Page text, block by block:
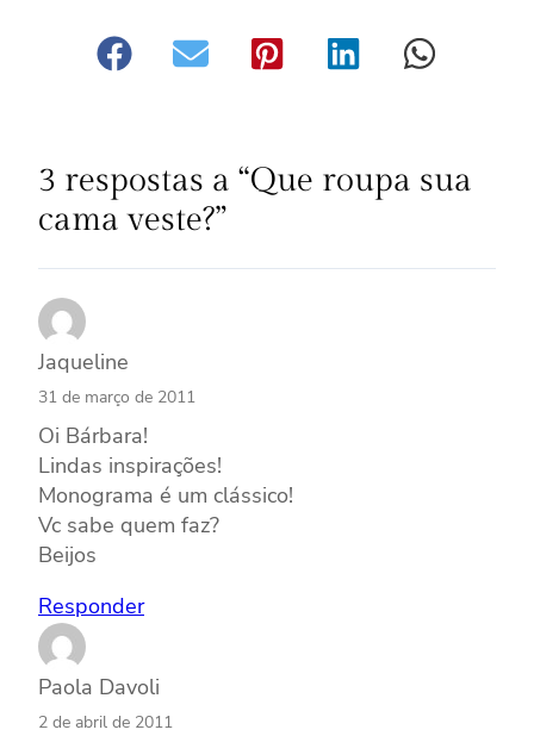
3 respostas a “Que roupa sua
cama veste?”
Jaqueline
31 de março de 2011
Oi Bárbara!
Lindas inspirações!
Monograma é um clássico!
Vc sabe quem faz?
Beijos
Responder
Paola Davoli
2 de abril de 2011